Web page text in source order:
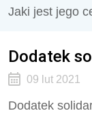
Jaki jest jego
Dodatek
09 lut 2021
Dodatek